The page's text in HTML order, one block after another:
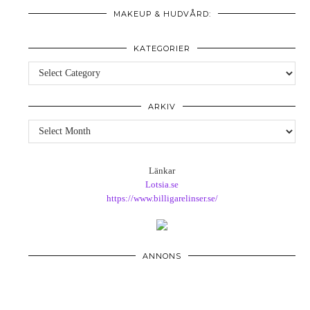
MAKEUP & HUDVÅRD:
KATEGORIER
Kategorier
ARKIV
Arkiv
Länkar
Lotsia.se
https://www.billigarelinser.se/
ANNONS